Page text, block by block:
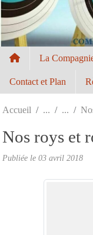
La
Contact et Plan
Accueil
Nos roys et
Publiée le 03 avril 2018
Panneau de gestion des